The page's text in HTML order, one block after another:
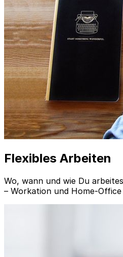
Flexibles Arbeiten
Wo, wann und wie Du
– Workation und Home-